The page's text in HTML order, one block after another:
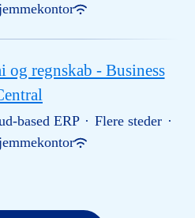
regnskab - Business
based ERP · Flere steder ·